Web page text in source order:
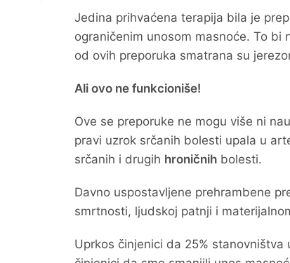
Jedina prihvaćena terapija bila je
ograničenim unosom masnoće. To
od ovih preporuka smatrana su
Ali ovo ne funkcioniše!
Ove se preporuke ne mogu više ni
pravi uzrok srčanih bolesti upala u
srčanih i drugih hroničnih bolesti.
Davno uspostavljene prehrambene
smrtnosti, ljudskoj patnji i
Uprkos činjenici da 25%